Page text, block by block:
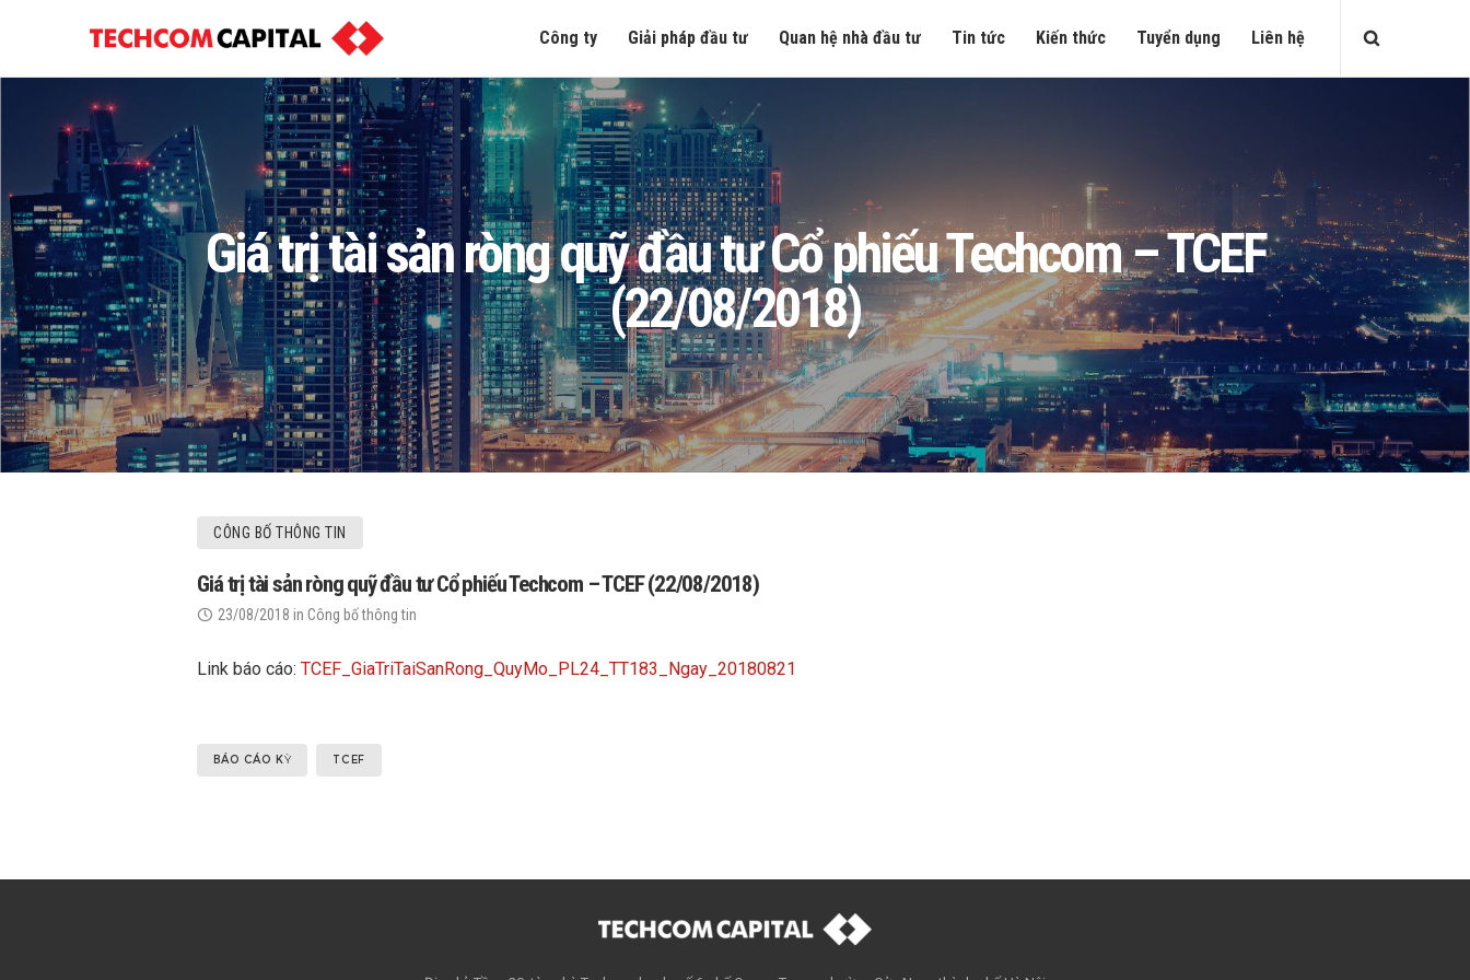
Công ty Giải pháp đầu tư Quan hệ nhà đầu tư Tin tức Kiến thức Tuyển dụng Liên hệ
Giá trị tài sản ròng quỹ đầu tư Cổ phiếu Techcom – TCEF
(22/08/2018)
CÔNG BỐ THÔNG TIN
Giá trị tài sản ròng quỹ đầu tư Cổ phiếu Techcom – TCEF (22/08/2018)
23/08/2018 in Công bố thông tin
Link báo cáo:TCEF_GiaTriTaiSanRong_QuyMo_PL24_TT183_Ngay_20180821
BÁO CÁO KỲ TCEF